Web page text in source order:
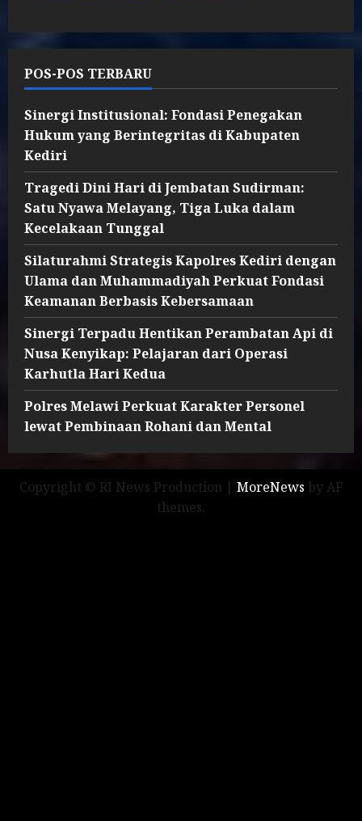
POS-POS TERBARU
Sinergi Institusional: Fondasi Penegakan
Hukum yang Berintegritas di Kabupaten
Kediri
Tragedi Dini Hari di Jembatan Sudirman:
Satu Nyawa Melayang, Tiga Luka dalam
Kecelakaan Tunggal
Silaturahmi Strategis Kapolres Kediri dengan
Ulama dan Muhammadiyah Perkuat Fondasi
Keamanan Berbasis Kebersamaan
Sinergi Terpadu Hentikan Perambatan Api di
Nusa Kenyikap: Pelajaran dari Operasi
Karhutla Hari Kedua
Polres Melawi Perkuat Karakter Personel
lewat Pembinaan Rohani dan Mental
Copyright © RI News Production | MoreNews by AF
themes.